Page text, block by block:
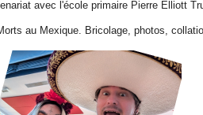
avec l'école primaire Pierre Elliott
au Mexique. Bricolage, photos,